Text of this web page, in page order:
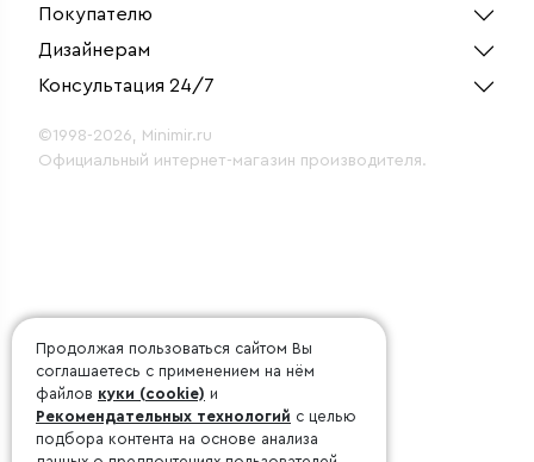
Покупателю
Дизайнерам
Консультация 24/7
©1998-2026, Minimir.ru
Официальный интернет-магазин производителя.
Продолжая пользоваться сайтом Вы
соглашаетесь с применением на нём
файлов куки (cookie) и
Рекомендательных технологий с целью
подбора контента на основе анализа